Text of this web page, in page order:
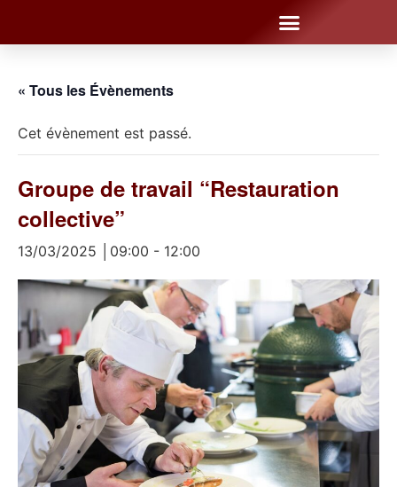
« Tous les Évènements
Cet évènement est passé.
Groupe de travail “Restauration
collective”
13/03/2025 │09:00 - 12:00